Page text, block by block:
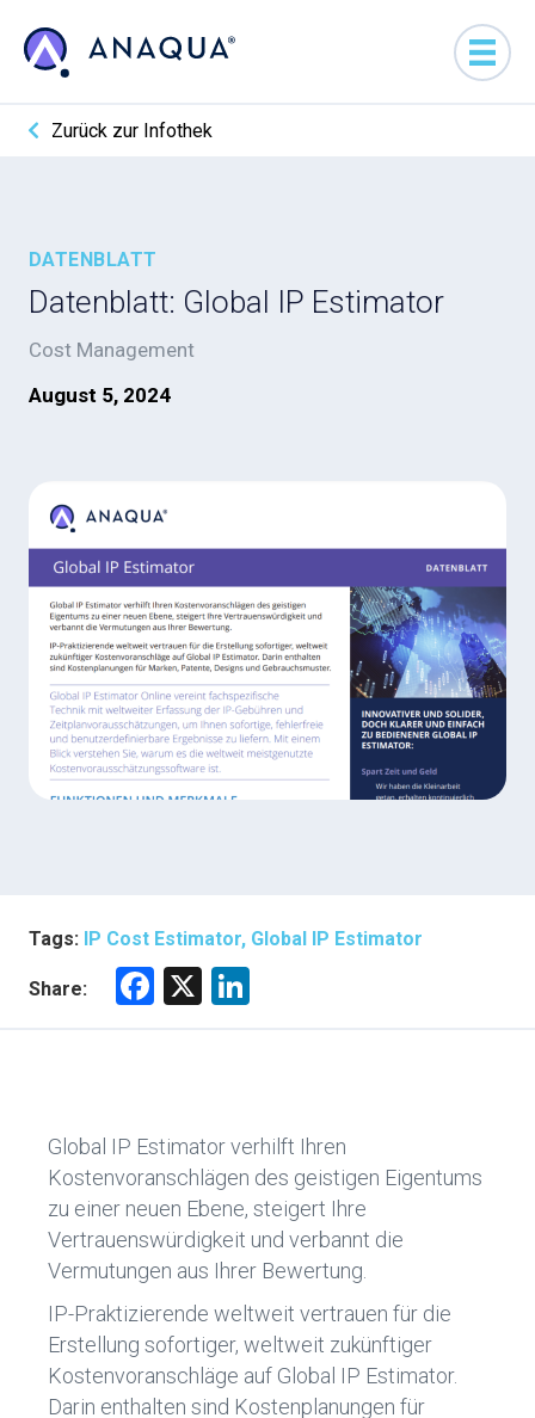
Zurück zur Infothek
DATENBLATT
Datenblatt: Global IP Estimator
Cost Management
August 5, 2024
Tags: IP Cost Estimator, Global IP Estimator
Share:
F
o
ok
X
n
Global IP Estimator verhilft Ihren
Kostenvoranschlägen des geistigen Eigentums
zu einer neuen Ebene, steigert Ihre
Vertrauenswürdigkeit und verbannt die
Vermutungen aus Ihrer Bewertung.
IP-Praktizierende weltweit vertrauen für die
Erstellung sofortiger, weltweit zukünftiger
Kostenvoranschläge auf Global IP Estimator.
Darin enthalten sind Kostenplanungen für